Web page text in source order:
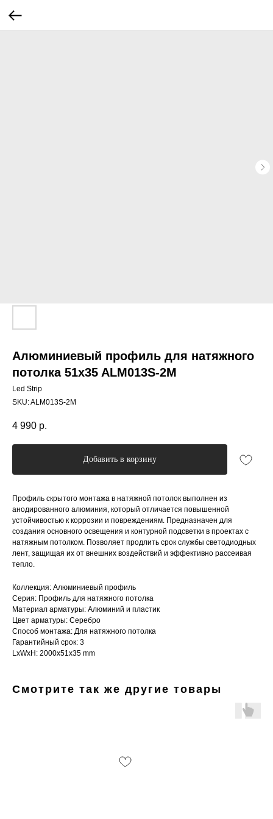
Алюминиевый профиль для натяжного
потолка 51x35 ALM013S-2M
Led Strip
SKU:ALM013S-2M
4 990 р.
Добавить в корзину
Профиль скрытого монтажа в натяжной потолок выполнен из
анодированного алюминия, который отличается повышенной
устойчивостью к коррозии и повреждениям. Предназначен для
создания основного освещения и контурной подсветки в проектах с
натяжным потолком. Позволяет продлить срок службы светодиодных
лент, защищая их от внешних воздействий и эффективно рассеивая
тепло.
Коллекция: Алюминиевый профиль
Серия: Профиль для натяжного потолка
Материал арматуры: Алюминий и пластик
Цвет арматуры: Серебро
Способ монтажа: Для натяжного потолка
Гарантийный срок: 3
LxWxH: 2000x51x35 mm
Смотрите так же другие товары